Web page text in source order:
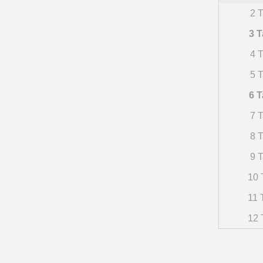
2
3
4
5
6
7
8
9
10
11
12